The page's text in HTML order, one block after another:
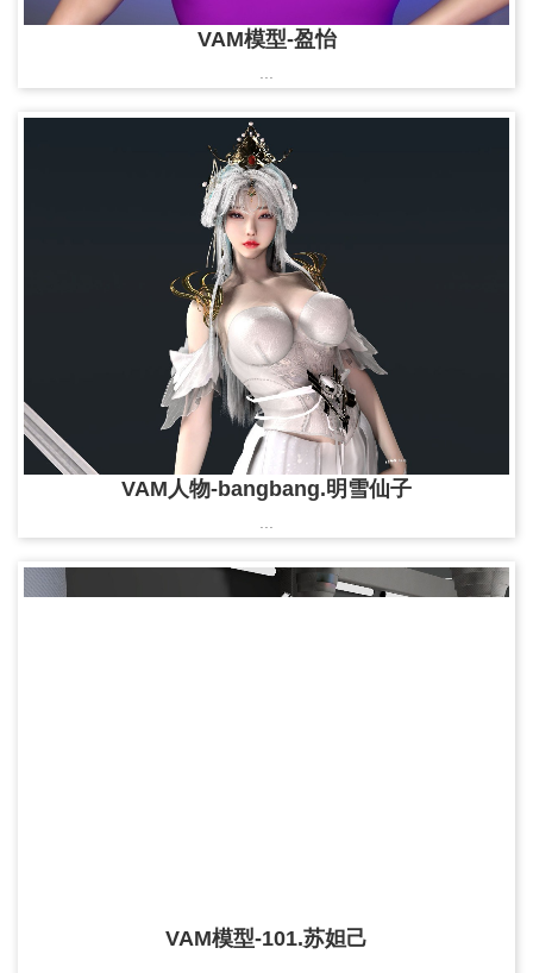
VAM模型-盈怡
VAM人物-bangbang.明雪仙子
VAM模型-101.苏妲己